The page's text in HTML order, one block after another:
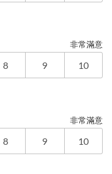
非常滿意
8 9 10
非常滿意
8 9 10